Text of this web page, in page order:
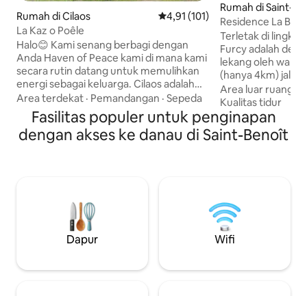
Rumah di Cilaos Nilai rata-rata 4,91 dari 5, 101
4,91 (101)
La Kaz o Poêle
Halo😊 Kami senang berbagi dengan
Anda Haven of Peace kami di mana kami
secara rutin datang untuk memulihkan
energi sebagai keluarga. Cilaos adalah
sirkus yang indah dengan banyak
aktivitas( hiking, bersepeda, memanjat
pohon). Datang dan bersantai di rumah
kami yang tenang dan tenteram, dekat
raclette/fondue/crepe/pirade tersedia
untuk bersenang - senang di meja😋
Area terdekat · Pemandangan · Sepeda
Rumah di Saint-
Residence La
Sungai
Terletak di
Furcy adalah
lekang oleh
(hanya 4km) jalan
Rumah satu
dengan 4 kamar
masing
teras, ruang
berkomunikasi di
sungai dan jalur
Area luar ruang
Kualitas tidur
Fasilitas populer untuk penginapan
dengan akses ke danau di Saint-Benoît
Dapur Wifi